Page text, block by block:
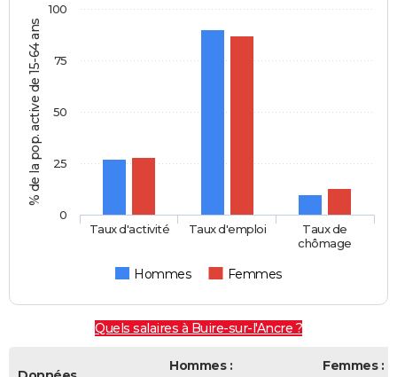
% de la pop. active de 15-64 ans
Hommes Femmes
Taux d'activité Taux d'emploi
Taux de
chômage
0
25
50
75
100
Quels salaires à Buire-sur-l'Ancre ?
Hommes :
Femmes :